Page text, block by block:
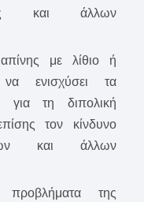
και άλλων
με λίθιο ή
ενισχύσει τα
για τη διπολική
τον κίνδυνο
και άλλων
της